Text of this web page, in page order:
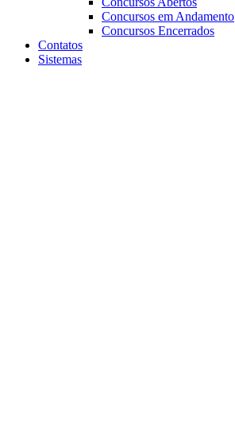
Concursos em Andamento
Concursos Encerrados
Contatos
Sistemas